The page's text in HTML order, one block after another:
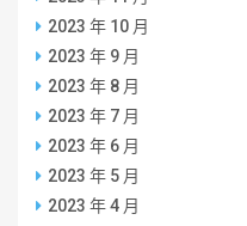
2023 年 10 月
2023 年 9 月
2023 年 8 月
2023 年 7 月
2023 年 6 月
2023 年 5 月
2023 年 4 月